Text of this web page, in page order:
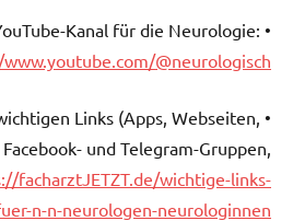
• YouTube-Kanal für die Neurologie:
@neurologisch
Links (Apps, Webseiten,
und Telegram-Gruppen,
facharztJETZT.de/wichtige-links-
n-n-neurologen-neurologinnen